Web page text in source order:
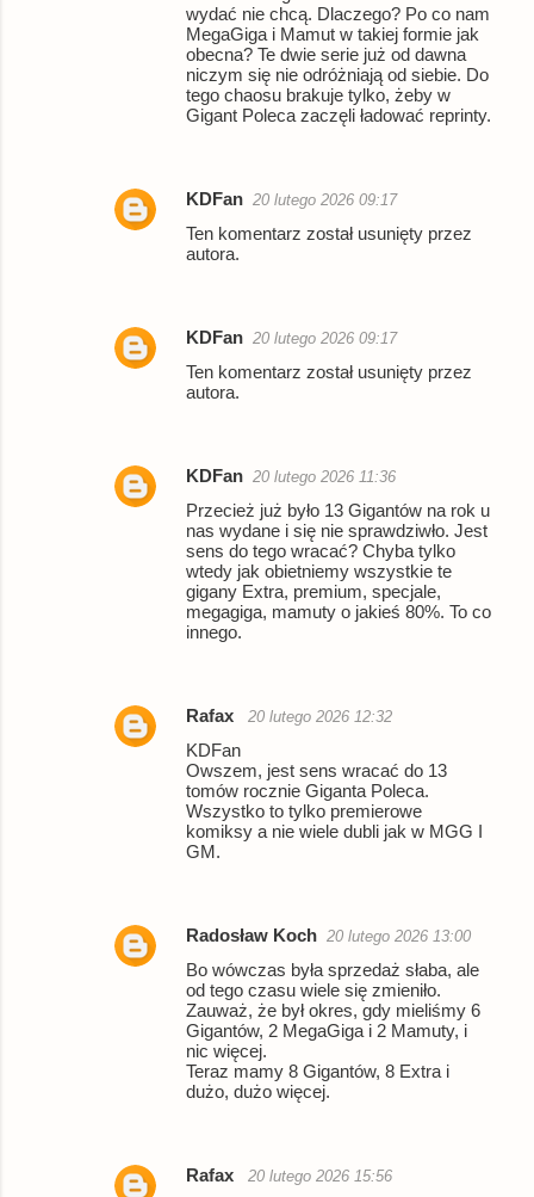
wydać nie chcą. Dlaczego? Po co nam
MegaGiga i Mamut w takiej formie jak
obecna? Te dwie serie już od dawna
niczym się nie odróżniają od siebie. Do
tego chaosu brakuje tylko, żeby w
Gigant Poleca zaczęli ładować reprinty.
KDFan 20 lutego 2026 09:17
Ten komentarz został usunięty przez
autora.
KDFan 20 lutego 2026 09:17
Ten komentarz został usunięty przez
autora.
KDFan 20 lutego 2026 11:36
Przecież już było 13 Gigantów na rok u
nas wydane i się nie sprawdziwło. Jest
sens do tego wracać? Chyba tylko
wtedy jak obietniemy wszystkie te
gigany Extra, premium, specjale,
megagiga, mamuty o jakieś 80%. To co
innego.
Rafax 20 lutego 2026 12:32
KDFan
Owszem, jest sens wracać do 13
tomów rocznie Giganta Poleca.
Wszystko to tylko premierowe
komiksy a nie wiele dubli jak w MGG I
GM.
Radosław Koch 20 lutego 2026 13:00
Bo wówczas była sprzedaż słaba, ale
od tego czasu wiele się zmieniło.
Zauważ, że był okres, gdy mieliśmy 6
Gigantów, 2 MegaGiga i 2 Mamuty, i
nic więcej.
Teraz mamy 8 Gigantów, 8 Extra i
dużo, dużo więcej.
Rafax 20 lutego 2026 15:56